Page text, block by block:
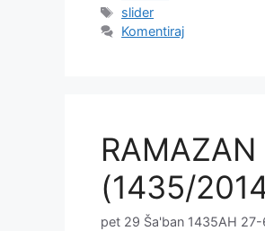
Oznake
slider
Komentiraj
RAMAZAN
(1435/
pet 29 Ša'ban 1435AH